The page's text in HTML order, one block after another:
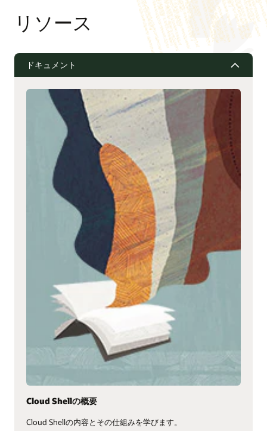
リソース
ドキュメント
Cloud Shellの概要
Cloud Shellの内容とその仕組みを学びます。